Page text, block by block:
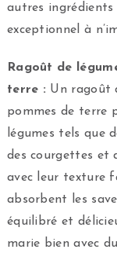
autres
exceptionnel à
Ragoût de
terre : Un ragoût
pommes de terre
légumes tels que
des courgettes et
avec leur texture
absorbent les
équilibré et
marie bien avec